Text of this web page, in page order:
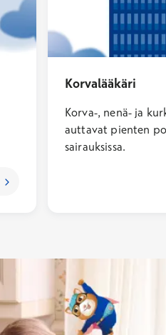
Korvalääkäri
Korva-, nenä- ja
auttavat pienten
sairauksissa.